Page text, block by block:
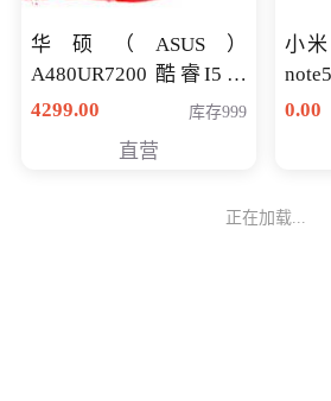
华硕（ASUS）
A480UR7200 酷睿I5超
薄学生办公游戏独显笔
NV930-2G独
4299.00 库存999
直营
小
版
0.00
正在加载...